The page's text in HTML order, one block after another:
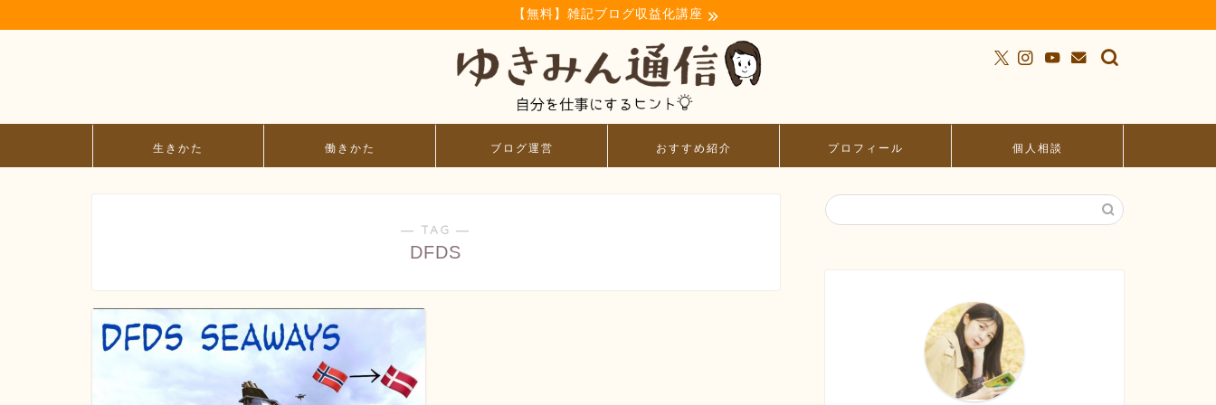
【無料】雑記ブログ収益化講座
生きかた 働きかた ブログ運営 おすすめ紹介 プロフィール 個人相談
― TAG ―
DFDS